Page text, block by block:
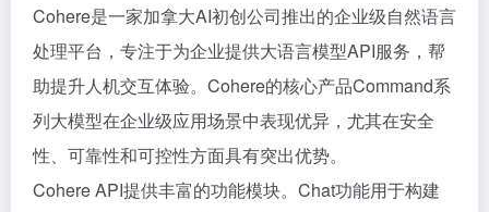
Cohere是一家加拿大AI初创公司推出的企业级自然语言
处理平台，专注于为企业提供大语言模型API服务，帮
助提升人机交互体验。Cohere的核心产品Command系
列大模型在企业级应用场景中表现优异，尤其在安全
性、可靠性和可控性方面具有突出优势。
Cohere API提供丰富的功能模块。Chat功能用于构建